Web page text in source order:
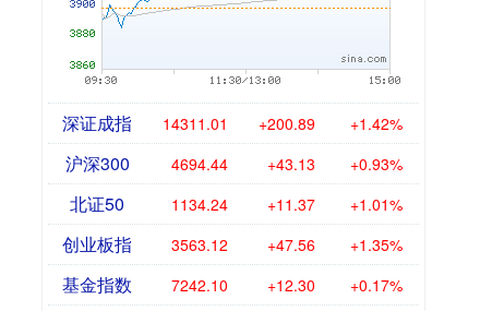
深证成指 14311.01 +200.89 +1.42%
沪深300 4694.44 +43.13 +0.93%
北证50 1134.24 +11.37 +1.01%
创业板指 3563.12 +47.56 +1.35%
基金指数 7242.10 +12.30 +0.17%